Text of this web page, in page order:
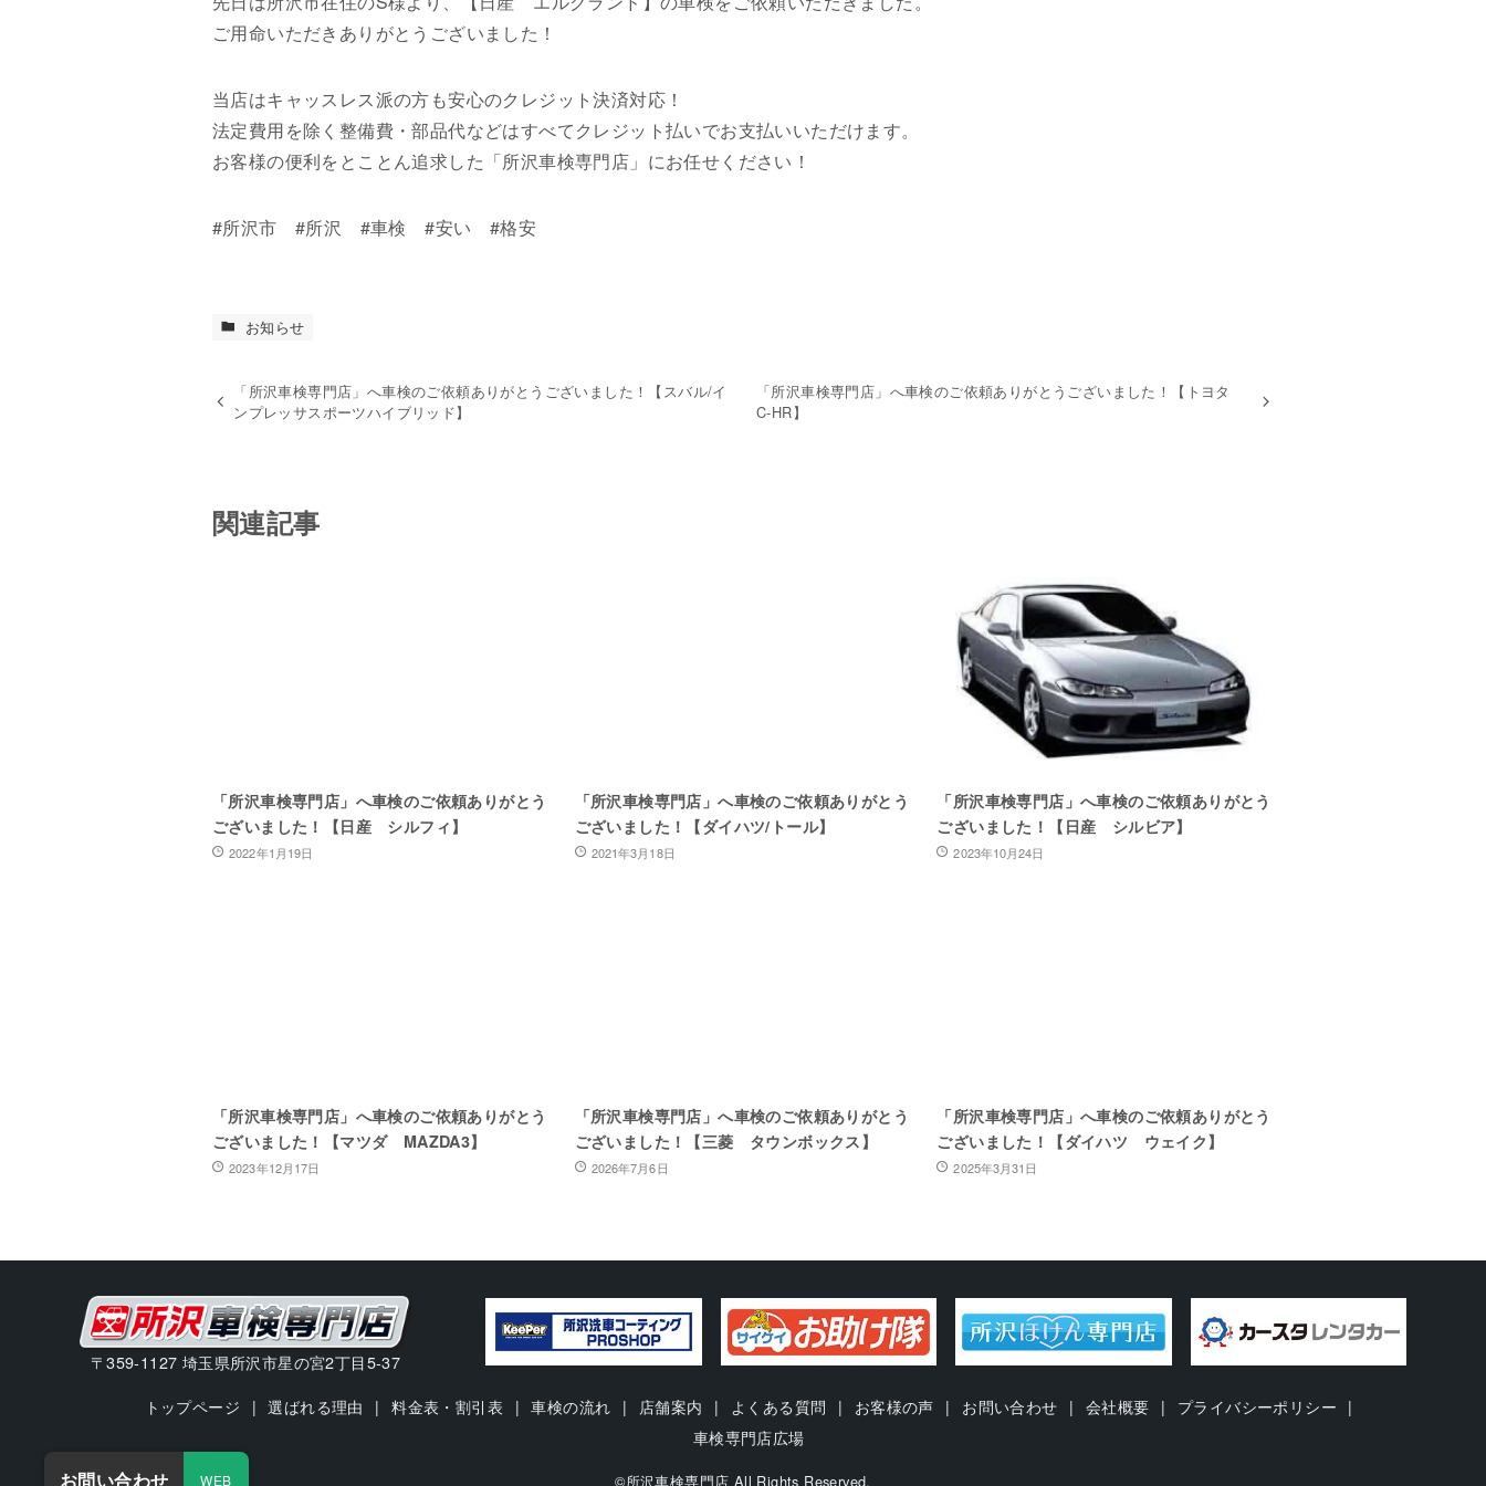
お問い合わせ WEB
ご用命いただきありがとうございました！
当店はキャッスレス派の方も安心のクレジット決済対応！
法定費用を除く整備費・部品代などはすべてクレジット払いでお支払いいただけます。
お客様の便利をとことん追求した「所沢車検専門店」にお任せください！
#所沢市 #所沢 #車検 #安い #格安
お知らせ
「所沢車検専門店」へ車検のご依頼ありがとうございました！【スバル/イ
ンプレッサスポーツハイブリッド】
「所沢車検専門店」へ車検のご依頼ありがとうございました！【トヨタ
C-HR】
関連記事
「所沢車検専門店」へ車検のご依頼ありがとう
ございました！【日産 シルフィ】
2022年1月19日
「所沢車検専門店」へ車検のご依頼ありがとう
ございました！【ダイハツ/トール】
2021年3月18日
「所沢車検専門店」へ車検のご依頼ありがとう
ございました！【日産 シルビア】
2023年10月24日
「所沢車検専門店」へ車検のご依頼ありがとう
ございました！【マツダ MAZDA3】
2023年12月17日
「所沢車検専門店」へ車検のご依頼ありがとう
ございました！【三菱 タウンボックス】
2026年7月6日
「所沢車検専門店」へ車検のご依頼ありがとう
ございました！【ダイハツ ウェイク】
2025年3月31日
〒359-1127 埼玉県所沢市星の宮2丁目5-37
トップページ 選ばれる理由 料金表・割引表 車検の流れ 店舗案内 よくある質問 お客様の声 お問い合わせ 会社概要
プライバシーポリシー
車検専門店広場
©所沢車検専門店 All Rights Reserved.